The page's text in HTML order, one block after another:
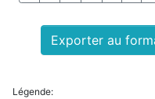
Exporter au
Légende: